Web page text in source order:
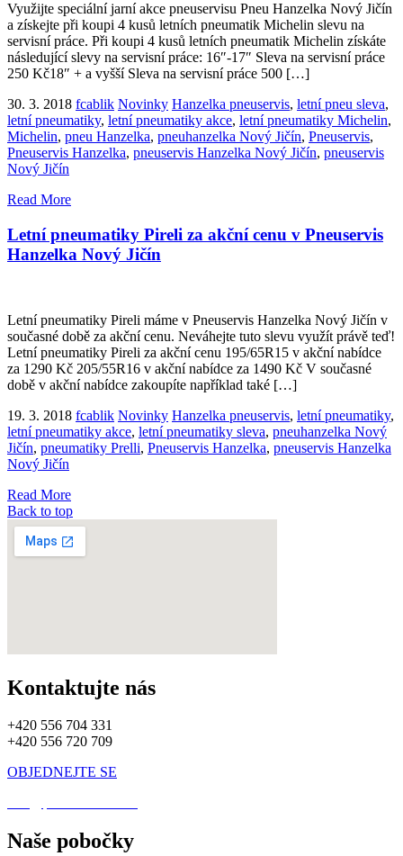
Využijte speciální jarní akce pneuservisu Pneu Hanzelka Nový Jičín
a získejte při koupi 4 kusů letních pneumatik Michelin slevu na
servisní práce. Při koupi 4 kusů letních pneumatik Michelin získáte
následující slevy na servisní práce: 16″-17″ Sleva na servisní práce
250 Kč18″ + a vyšší Sleva na servisní práce 500 […]
30. 3. 2018 fcablik Novinky Hanzelka pneuservis, letní pneu sleva,
letní pneumatiky, letní pneumatiky akce, letní pneumatiky Michelin,
Michelin, pneu Hanzelka, pneuhanzelka Nový Jičín, Pneuservis,
Pneuservis Hanzelka, pneuservis Hanzelka Nový Jičín, pneuservis
Nový Jičín
Read More
Letní pneumatiky Pireli za akční cenu v Pneuservis
Hanzelka Nový Jičín
Letní pneumatiky Pireli máme v Pneuservis Hanzelka Nový Jičín v
současné době za akční cenu. Neváhejte tuto slevu využít právě teď!
Letní pneumatiky Pireli za akční cenu 195/65R15 v akční nabídce
za 1290 Kč 205/55R16 v akční nabídce za 1490 Kč V současné
době v akční nabídce zakoupíte například také […]
19. 3. 2018 fcablik Novinky Hanzelka pneuservis, letní pneumatiky,
letní pneumatiky akce, letní pneumatiky sleva, pneuhanzelka Nový
Jičín, pneumatiky Prelli, Pneuservis Hanzelka, pneuservis Hanzelka
Nový Jičín
Read More
Back to top
Kontaktujte nás
+420 556 704 331
+420 556 720 709
OBJEDNEJTE SE
Naše pobočky